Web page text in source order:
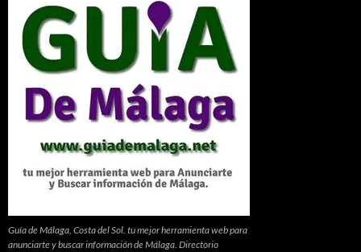
Guía de Málaga, Costa del Sol. tu mejor herramienta web para
anunciarte y buscar información de Málaga. Directorio